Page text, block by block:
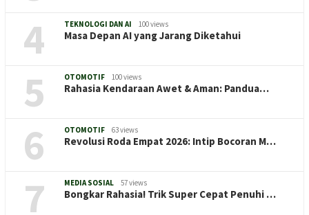
4 TEKNOLOGI DAN AI 100 views
Masa Depan AI yang Jarang Diketahui
5 OTOMOTIF 100 views
Rahasia Kendaraan Awet & Aman: Pandua…
6 OTOMOTIF 63 views
Revolusi Roda Empat 2026: Intip Bocoran M…
7 MEDIA SOSIAL 57 views
Bongkar Rahasia! Trik Super Cepat Penuhi …